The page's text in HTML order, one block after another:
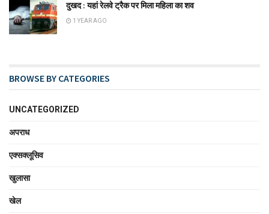
दुखद : यहां रेलवे ट्रैक पर मिला महिला का शव
1 YEAR AGO
BROWSE BY CATEGORIES
UNCATEGORIZED
अपराध
एक्सक्लूसिव
खुलासा
खेल